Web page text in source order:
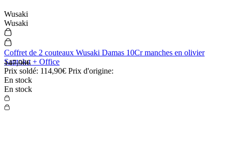
Wusaki
Wusaki
Coffret de 2 couteaux Wusaki Damas 10Cr manches en olivier
Santoku + Office
Prix soldé: 114,90€ Prix d'origine:
147,90€
En stock
En stock